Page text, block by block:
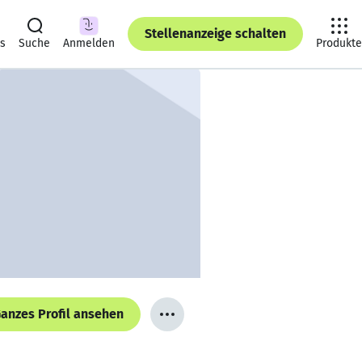
Suche Anmelden
Stellenanzeige schalten
Produkte
Profil ansehen